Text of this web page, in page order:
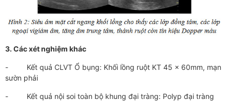
3. Các xét nghiệm khác
- Kết quả CLVT Ổ bụng: Khối lồng ruột KT 45 x 60mm, mạn
sườn phải
- Kết quả nội soi toàn bộ khung đại tràng: Polyp đại tràng